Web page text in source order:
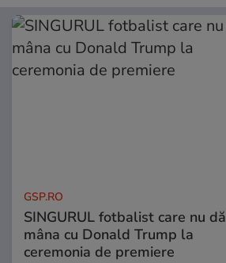
GSP.RO
SINGURUL fotbalist care nu dă
mâna cu Donald Trump la
ceremonia de premiere